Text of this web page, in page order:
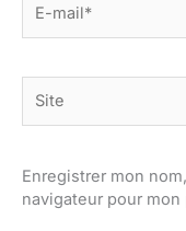
mail*
Enregistrer mon
navigateur pour